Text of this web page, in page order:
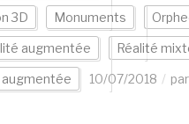
3D Monuments
augmentée Réalité
10/07/2018
par